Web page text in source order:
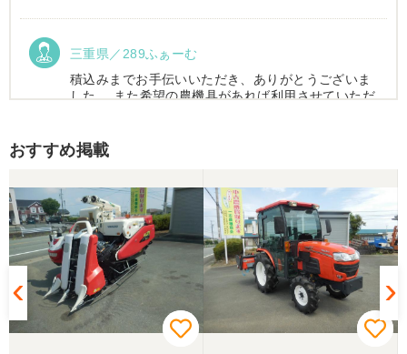
三重県／289ふぁーむ
積込みまでお手伝いいただき、ありがとうございま
した。 また希望の農機具があれば利用させていただ
この度はお世話になりました。また、機会があれば
よろしくお願いします。
三重県／ユウスケ
購入から引き取りまでスムーズでした。ありがとう
ございました。
おすすめ掲載